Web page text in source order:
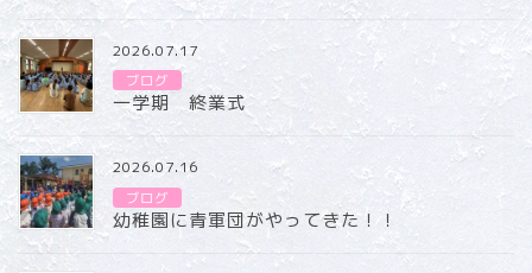
2026.07.17
ブログ
一学期 終業式
2026.07.16
ブログ
幼稚園に青軍団がやってきた！！